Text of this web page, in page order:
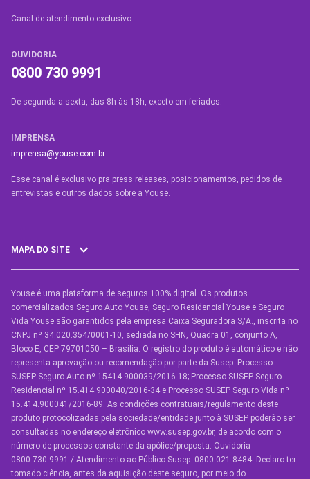
Canal de atendimento exclusivo.
OUVIDORIA
0800 730 9991
De segunda a sexta, das 8h às 18h, exceto em feriados.
IMPRENSA
imprensa@youse.com.br
Esse canal é exclusivo pra press releases, posicionamentos, pedidos de
entrevistas e outros dados sobre a Youse.​
MAPA DO SITE
SEGUROS
Seguro Auto
Seguro Auto para Terceiros
Seguro por Marcas de Carro
Seguro Residencial
Seguro de Vida
Manual de Assistências
Youse é uma plataforma de seguros 100% digital. Os produtos
comercializados Seguro Auto Youse, Seguro Residencial Youse e Seguro
Vida Youse são garantidos pela empresa Caixa Seguradora S/A., inscrita no
CNPJ nº 34.020.354/0001-10, sediada no SHN, Quadra 01, conjunto A,
Bloco E, CEP 79701050 – Brasília. O registro do produto é automático e não
representa aprovação ou recomendação por parte da Susep. Processo
SUSEP Seguro Auto nº 15414.900039/2016-18; Processo SUSEP Seguro
Residencial nº 15.414.900040/2016-34 e Processo SUSEP Seguro Vida nº
15.414.900041/2016-89. As condições contratuais/regulamento deste
produto protocolizadas pela sociedade/entidade junto à SUSEP poderão ser
consultadas no endereço eletrônico www.susep.gov.br, de acordo com o
número de processos constante da apólice/proposta. Ouvidoria
0800.730.9991 / Atendimento ao Público Susep: 0800.021.8484. Declaro ter
tomado ciência, antes da aquisição deste seguro, por meio do